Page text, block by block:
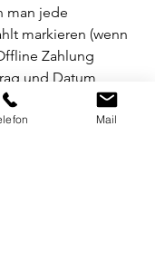
man jede
markieren (wenn
Zahlung
und Datum
Mail